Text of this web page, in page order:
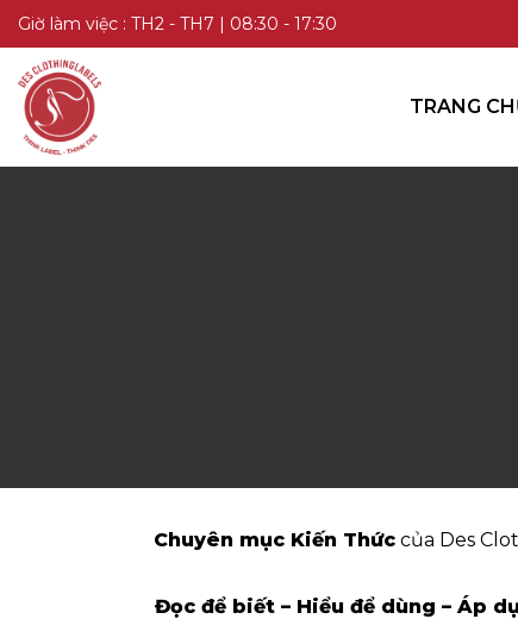
Giờ làm việc : TH2 - TH7 | 08:30 - 17:30
TRANG
Chuyên mục Kiến Thứccủa Des
Đọc để biết – Hiểu để dùng – Áp
TRANG CHỦ
DANH MỤC SẢN PHẨM
KIẾN THỨC